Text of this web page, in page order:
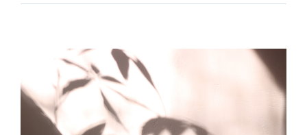
VEN
UN
DÍA
DE
PRUEBA
FREELAND